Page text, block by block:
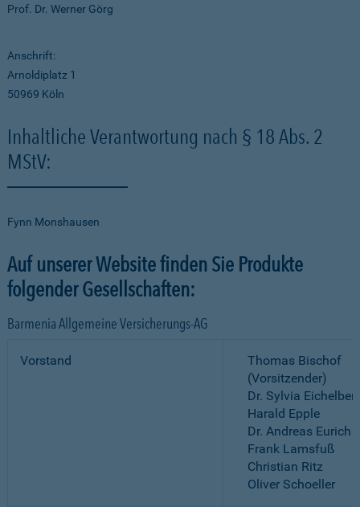
Prof. Dr. Werner Görg
Anschrift:
Arnoldiplatz 1
50969 Köln
Inhaltliche Verantwortung nach § 18 Abs. 2
MStV:
Fynn Monshausen
Auf unserer Website finden Sie Produkte
folgender Gesellschaften:
Barmenia Allgemeine Versicherungs-AG
Vorstand
Thomas Bischof
(Vorsitzender)
Dr. Sylvia
Harald Epple
Dr. Andreas Eurich
Frank Lamsfuß
Christian Ritz
Oliver Schoeller